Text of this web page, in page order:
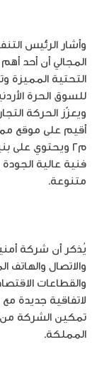
وأشار الرئيس
المجالي أن أحد
التحتية المميزة
للسوق الحرة
ويعزّز الحركة
م٢ ويحتوي
فنية عالية
متنوعة.
يُذكر أن شركة
والاتصال
والقطاعات
لاتفاقية جديدة
تمكين الشركة من
المملكة.